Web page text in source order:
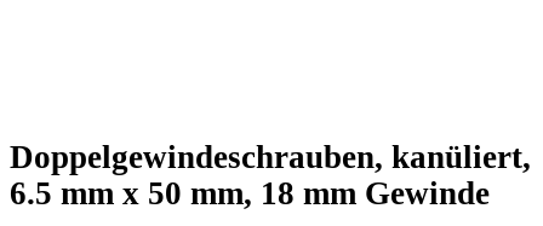
Doppelgewindeschrauben, kanüliert,
6.5 mm x 50 mm, 18 mm Gewinde